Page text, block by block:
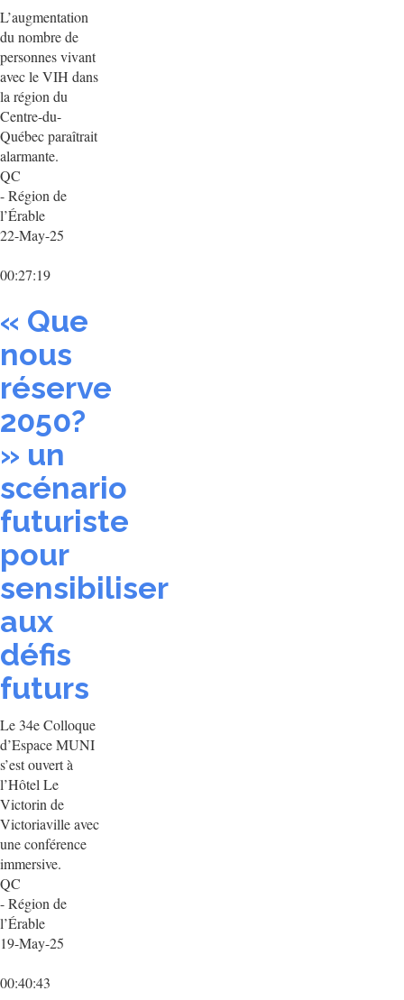
L’augmentation
du nombre de
personnes vivant
avec le VIH dans
la région du
Centre-du-
Québec paraîtrait
alarmante.
QC
- Région de
l’Érable
22-May-25
00:27:19
« Que
nous
réserve
2050?
» un
scénario
futuriste
pour
sensibiliser
aux
défis
futurs
Le 34e Colloque
d’Espace MUNI
s’est ouvert à
l’Hôtel Le
Victorin de
Victoriaville avec
une conférence
immersive.
QC
- Région de
l’Érable
19-May-25
00:40:43